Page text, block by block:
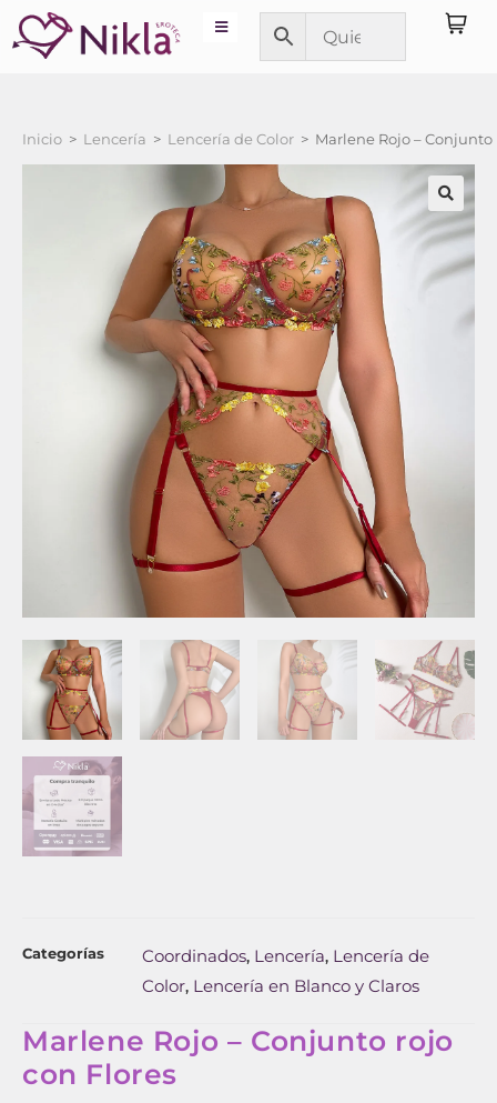
Inicio > Lencería > Lencería de Color > Marlene Rojo – Conjunto
Categorías Coordinados, Lencería, Lencería de
Color, Lencería en Blanco y Claros
Marlene Rojo – Conjunto rojo
con Flores